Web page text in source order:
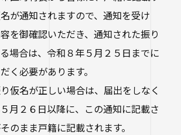
が通知されますので、通知を受け
を御確認いただき、通知された振り
場合は、令和８年５月２５日までに
く必要があります。
仮名が正しい場合は、届出をしなく
月２６日以降に、この通知に記載さ
のまま戸籍に記載されます。